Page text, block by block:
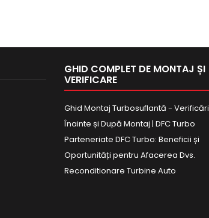
GHID COMPLET DE MONTAJ ȘI
VERIFICARE
Ghid Montaj Turbosuflantă - Verificări
Înainte și După Montaj | DFC Turbo
Parteneriate DFC Turbo: Beneficii și
Oportunități pentru Afacerea Dvs.
Reconditionare Turbine Auto